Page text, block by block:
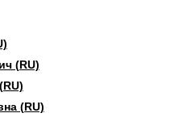
(RU)
(RU)